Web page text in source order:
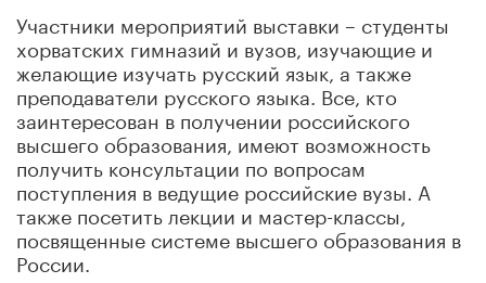
Участники мероприятий выставки – студенты
хорватских гимназий и вузов, изучающие и
желающие изучать русский язык, а также
преподаватели русского языка. Все, кто
заинтересован в получении российского
высшего образования, имеют возможность
получить консультации по вопросам
поступления в ведущие российские вузы. А
также посетить лекции и мастер-классы,
посвященные системе высшего образования в
России.